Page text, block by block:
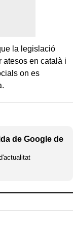
la legislació
atesos en català i
on es
de Google de